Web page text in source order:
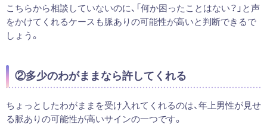
こちらから相談していないのに、「何か困ったことはない？」と声
をかけてくれるケースも脈ありの可能性が高いと判断できるで
しょう。
②多少のわがままなら許してくれる
ちょっとしたわがままを受け入れてくれるのは、年上男性が見せ
る脈ありの可能性が高いサインの一つです。